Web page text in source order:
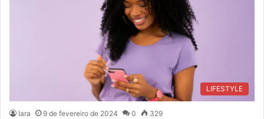
LIFESTYLE
Iara 9 de fevereiro de 2024 0 329